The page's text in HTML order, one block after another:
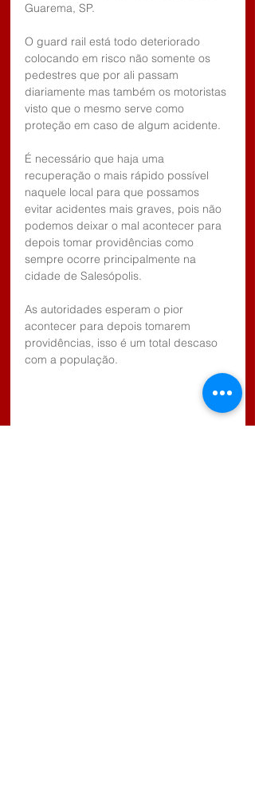
Guarema, SP.
O guard rail está todo deteriorado
colocando em risco não somente os
pedestres que por ali passam
diariamente mas também os motoristas
visto que o mesmo serve como
proteção em caso de algum acidente.
É necessário que haja uma
recuperação o mais rápido possível
naquele local para que possamos
evitar acidentes mais graves, pois não
podemos deixar o mal acontecer para
depois tomar providências como
sempre ocorre principalmente na
cidade de Salesópolis.
As autoridades esperam o pior
acontecer para depois tomarem
providências, isso é um total descaso
com a população.